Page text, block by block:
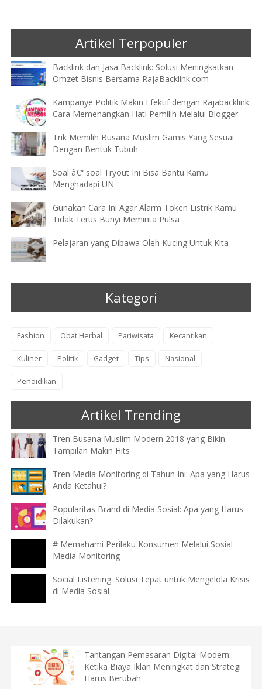
Artikel Terpopuler
Backlink dan Jasa Backlink: Solusi Meningkatkan
Omzet Bisnis Bersama RajaBacklink.com
Kampanye Politik Makin Efektif dengan Rajabacklink:
Cara Memenangkan Hati Pemilih Melalui Blogger
Trik Memilih Busana Muslim Gamis Yang Sesuai
Dengan Bentuk Tubuh
Soal â€“ soal Tryout Ini Bisa Bantu Kamu
Menghadapi UN
Gunakan Cara Ini Agar Alarm Token Listrik Kamu
Tidak Terus Bunyi Meminta Pulsa
Pelajaran yang Dibawa Oleh Kucing Untuk Kita
Kategori
Fashion Obat Herbal Pariwisata Kecantikan
Kuliner Politik Gadget Tips Nasional
Pendidikan
Artikel Trending
Tren Busana Muslim Modern 2018 yang Bikin
Tampilan Makin Hits
Tren Media Monitoring di Tahun Ini: Apa yang Harus
Anda Ketahui?
Popularitas Brand di Media Sosial: Apa yang Harus
Dilakukan?
# Memahami Perilaku Konsumen Melalui Sosial
Media Monitoring
Social Listening: Solusi Tepat untuk Mengelola Krisis
di Media Sosial
Tantangan Pemasaran Digital Modern:
Ketika Biaya Iklan Meningkat dan Strategi
Harus Berubah